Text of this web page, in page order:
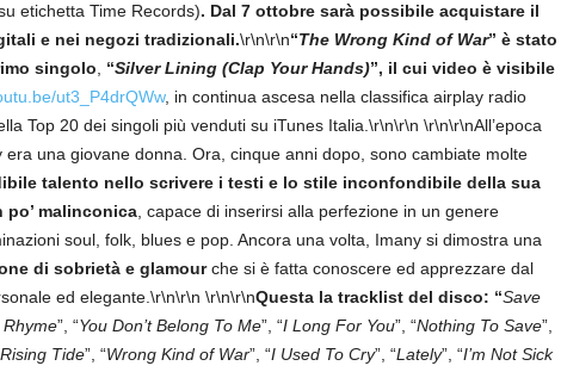
etichetta Time Records). Dal 7 ottobre sarà possibile acquistare il
e nei negozi tradizionali.\r\n\r\n“The Wrong Kind of War” è stato
singolo
“Silver Lining (Clap Your Hands)”, il cui video è visibile
ut3_P4drQWw, in continua ascesa nella classifica airplay radio
Top 20 dei singoli più venduti su iTunes Italia.\r\n\r\n \r\n\r\nAll’epoca
una giovane donna. Ora, cinque anni dopo, sono cambiate molte
talento nello scrivere i testi e lo stile inconfondibile della sua
malinconica, capace di inserirsi alla perfezione in un genere
soul, folk, blues e pop. Ancora una volta, Imany si dimostra una
di sobrietà e glamourche si è fatta conoscere ed apprezzare dal
ed elegante.\r\n\r\n \r\n\r\nQuesta la tracklist del disco: “Save
”, “You Don’t Belong To Me”, “I Long For You”, “Nothing To Save”,
Tide”, “Wrong Kind of War”, “I Used To Cry”, “Lately”, “I’m Not Sick